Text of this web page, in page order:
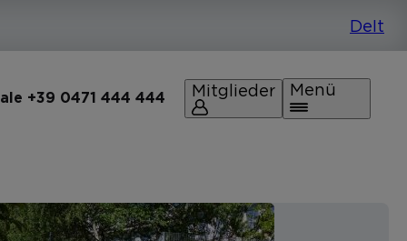
+39 0471 444 444 Mitglieder Menü